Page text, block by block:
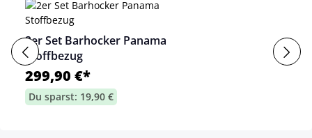
2er Set Barhocker Panama
Stoffbezug
299,90 €*
Du sparst: 19,90 €